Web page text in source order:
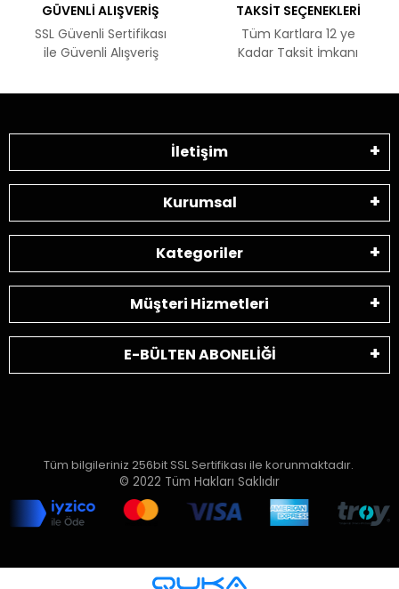
GÜVENLİ ALIŞVERİŞ
SSL Güvenli Sertifikası
ile Güvenli Alışveriş
TAKSİT SEÇENEKLERİ
Tüm Kartlara 12 ye
Kadar Taksit İmkanı
İletişim
Kurumsal
Kategoriler
Müşteri Hizmetleri
E-BÜLTEN ABONELİĞİ
Tüm bilgileriniz 256bit SSL Sertifikası ile korunmaktadır.
© 2022 Tüm Hakları Saklıdır